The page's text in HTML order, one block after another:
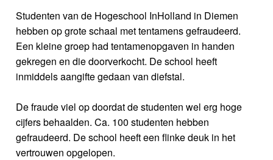
Studenten van de Hogeschool InHolland in Diemen
hebben op grote schaal met tentamens gefraudeerd.
Een kleine groep had tentamenopgaven in handen
gekregen en die doorverkocht. De school heeft
inmiddels aangifte gedaan van diefstal.
De fraude viel op doordat de studenten wel erg hoge
cijfers behaalden. Ca. 100 studenten hebben
gefraudeerd. De school heeft een flinke deuk in het
vertrouwen opgelopen.